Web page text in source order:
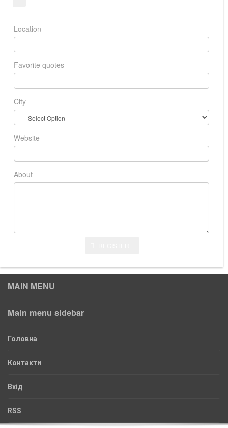
Location
Favorite quotes
City
Website
About
MAIN MENU
Main menu sidebar
Головна
Контакти
Вхід
RSS